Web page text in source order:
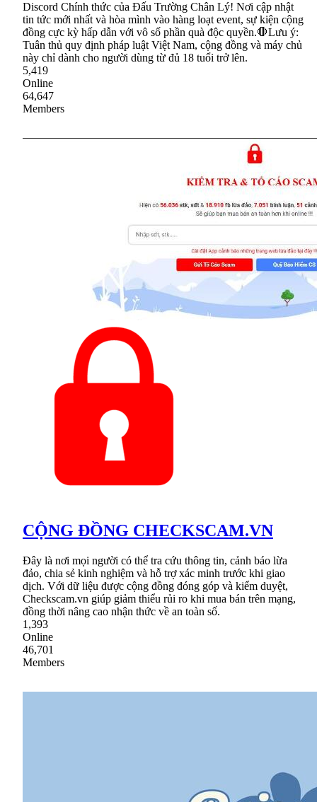
Discord Chính thức của Đấu Trường Chân Lý! Nơi cập nhật
tin tức mới nhất và hòa mình vào hàng loạt event, sự kiện cộng
đồng cực kỳ hấp dẫn với vô số phần quà độc quyền.🛑Lưu ý:
Tuân thủ quy định pháp luật Việt Nam, cộng đồng và máy chủ
này chỉ dành cho người dùng từ đủ 18 tuổi trở lên.
5,419
Online
64,647
Members
CỘNG ĐỒNG CHECKSCAM.VN
Đây là nơi mọi người có thể tra cứu thông tin, cảnh báo lừa
đảo, chia sẻ kinh nghiệm và hỗ trợ xác minh trước khi giao
dịch. Với dữ liệu được cộng đồng đóng góp và kiểm duyệt,
Checkscam.vn giúp giảm thiểu rủi ro khi mua bán trên mạng,
đồng thời nâng cao nhận thức về an toàn số.
1,393
Online
46,701
Members